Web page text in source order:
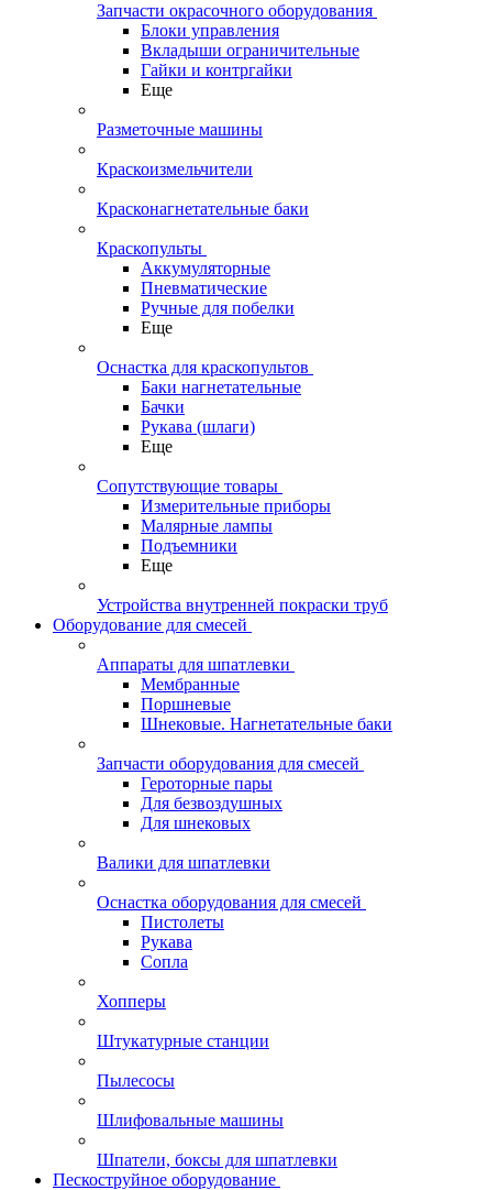
Запчасти окрасочного оборудования
Блоки управления
Вкладыши ограничительные
Гайки и контргайки
Еще
Разметочные машины
Краскоизмельчители
Красконагнетательные баки
Краскопульты
Аккумуляторные
Пневматические
Ручные для побелки
Еще
Оснастка для краскопультов
Баки нагнетательные
Бачки
Рукава (шлаги)
Еще
Сопутствующие товары
Измерительные приборы
Малярные лампы
Подъемники
Еще
Устройства внутренней покраски труб
Оборудование для смесей
Аппараты для шпатлевки
Мембранные
Поршневые
Шнековые. Нагнетательные баки
Запчасти оборудования для смесей
Героторные пары
Для безвоздушных
Для шнековых
Валики для шпатлевки
Оснастка оборудования для смесей
Пистолеты
Рукава
Сопла
Хопперы
Штукатурные станции
Пылесосы
Шлифовальные машины
Шпатели, боксы для шпатлевки
Пескоструйное оборудование